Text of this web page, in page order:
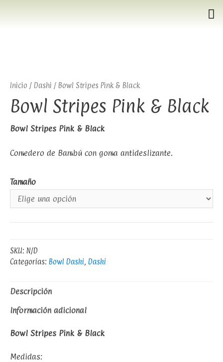
Inicio / Dashi / Bowl Stripes Pink & Black
Bowl Stripes Pink & Black
Bowl Stripes Pink & Black
Comedero de Bambú con goma antideslizante.
Tamaño
SKU: N/D
Categorías: Bowl Dashi, Dashi
Descripción
Información adicional
Bowl Stripes Pink & Black
Medidas: